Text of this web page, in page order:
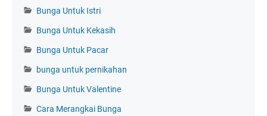
Bunga Untuk Istri
Bunga Untuk Kekasih
Bunga Untuk Pacar
bunga untuk pernikahan
Bunga Untuk Valentine
Cara Merangkai Bunga